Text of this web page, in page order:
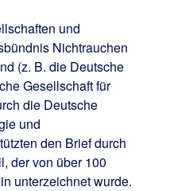
und
Nichtrauchen
(z. B. die Deutsche
Gesellschaft für
die Deutsche
und
den Brief durch
der von über 100
unterzeichnet wurde.